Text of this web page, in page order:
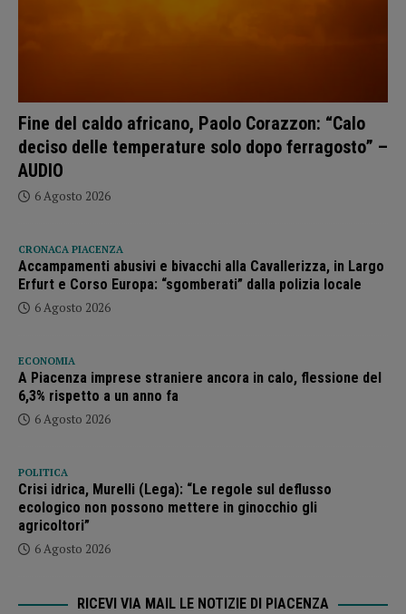
Fine del caldo africano, Paolo Corazzon: “Calo
deciso delle temperature solo dopo ferragosto” –
AUDIO
6 Agosto 2026
CRONACA PIACENZA
Accampamenti abusivi e bivacchi alla Cavallerizza, in Largo
Erfurt e Corso Europa: “sgomberati” dalla polizia locale
6 Agosto 2026
ECONOMIA
A Piacenza imprese straniere ancora in calo, flessione del
6,3% rispetto a un anno fa
6 Agosto 2026
POLITICA
Crisi idrica, Murelli (Lega): “Le regole sul deflusso
ecologico non possono mettere in ginocchio gli
agricoltori”
6 Agosto 2026
RICEVI VIA MAIL LE NOTIZIE DI PIACENZA